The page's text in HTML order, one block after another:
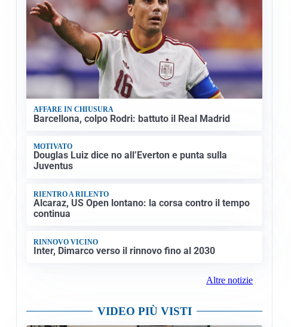
AFFARE IN CHIUSURA
Barcellona, colpo Rodri: battuto il Real Madrid
MOTIVATO
Douglas Luiz dice no all’Everton e punta sulla
Juventus
RIENTRO A RILENTO
Alcaraz, US Open lontano: la corsa contro il tempo
continua
RINNOVO VICINO
Inter, Dimarco verso il rinnovo fino al 2030
Altre notizie
VIDEO PIÙ VISTI